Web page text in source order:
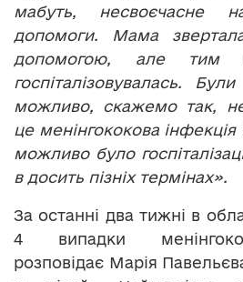
мабуть, несвоєчасне
допомоги. Мама
допомогою, але
госпіталізовувалась.
можливо, скажемо так,
це менінгококова
можливо було
в досить пізніх термінах».
За останні два тижні в
4 випадки
розповідає Марія